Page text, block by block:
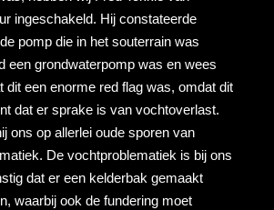
ingeschakeld. Hij constateerde
pomp die in het souterrain was
een grondwaterpomp was en wees
dit een enorme red flag was, omdat dit
dat er sprake is van vochtoverlast.
ons op allerlei oude sporen van
De vochtproblematiek is bij ons
dat er een kelderbak gemaakt
waarbij ook de fundering moet